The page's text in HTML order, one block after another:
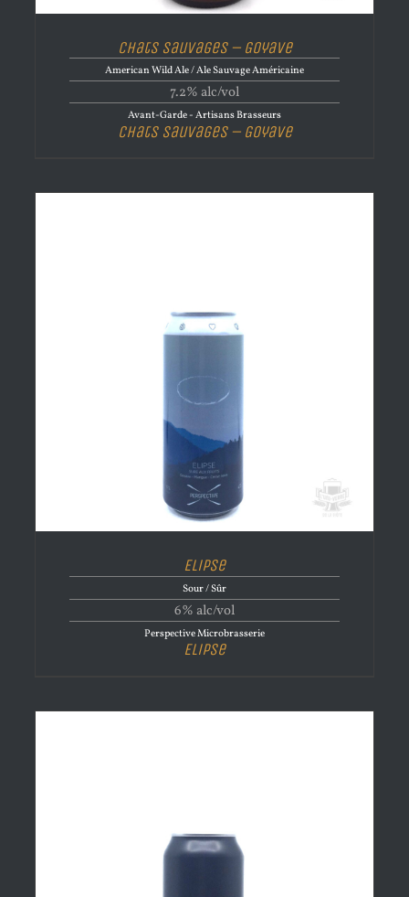
Chats Sauvages – Goyave
American Wild Ale / Ale Sauvage Américaine
7.2% alc/vol
Avant-Garde - Artisans Brasseurs
Chats Sauvages – Goyave
Elipse
Sour / Sûr
6% alc/vol
Perspective Microbrasserie
Elipse